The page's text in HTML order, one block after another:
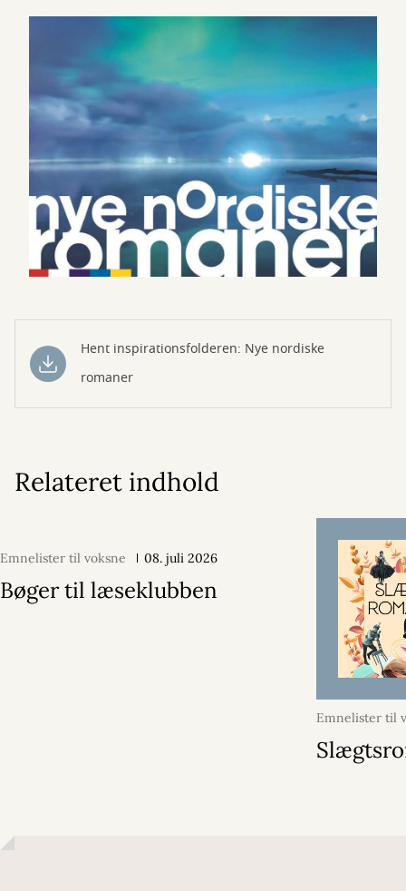
Hent inspirationsfolderen: Nye nordiske
romaner
Relateret indhold
Emnelister til voksne 08. juli 2026
Bøger til læseklubben
Emnelister til
juni 2026